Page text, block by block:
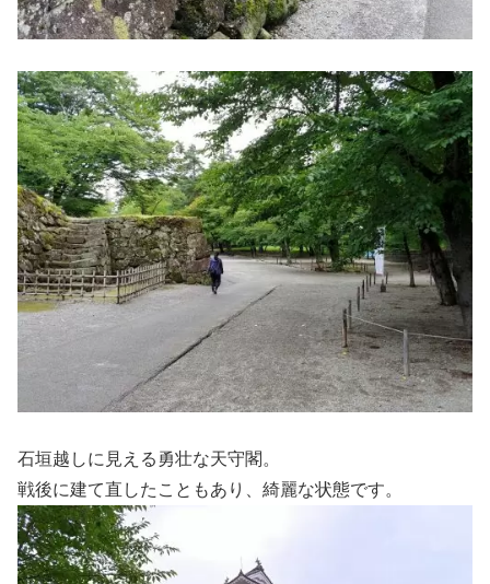
石垣越しに見える勇壮な天守閣。
戦後に建て直したこともあり、綺麗な状態です。